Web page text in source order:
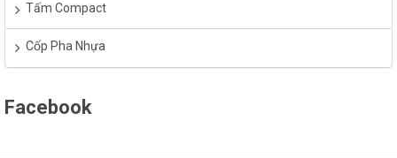
Tấm Compact
Cốp Pha Nhựa
Facebook